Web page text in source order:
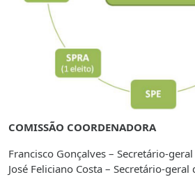
COMISSÃO COORDENADORA
Francisco Gonçalves – Secretário-geral
José Feliciano Costa – Secretário-geral